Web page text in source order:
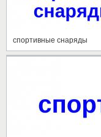
спортивные снаряды